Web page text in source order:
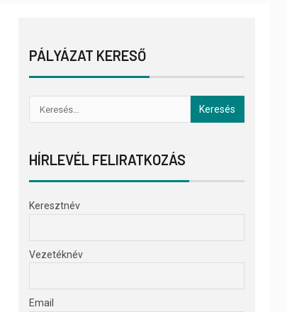
PÁLYÁZAT KERESŐ
HÍRLEVÉL FELIRATKOZÁS
Keresztnév
Vezetéknév
Email